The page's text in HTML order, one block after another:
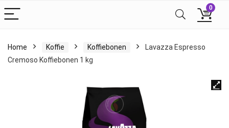
0
Home Koffie Koffiebonen
Lavazza Espresso
Cremoso Koffiebonen 1 kg